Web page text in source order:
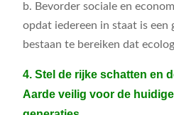
b. Bevorder sociale en
opdat iedereen in staat is een
bestaan te bereiken dat
4. Stel de rijke schatten en
Aarde veilig voor de